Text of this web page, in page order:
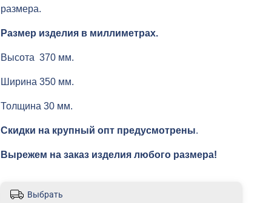
размера.
Размер изделия в миллиметрах.
Высота 370 мм.
Ширина 350 мм.
Толщина 30 мм.
Скидки на крупный опт предусмотрены.
Вырежем на заказ изделия любого размера!
Выбрать